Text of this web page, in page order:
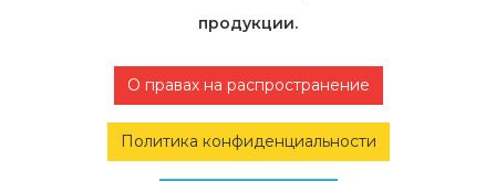
продукции.
О правах на распространение
Политика конфиденциальности